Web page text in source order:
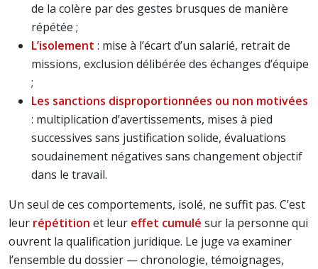
de la colère par des gestes brusques de manière
répétée ;
L’isolement : mise à l’écart d’un salarié, retrait de
missions, exclusion délibérée des échanges d’équipe
;
Les sanctions disproportionnées ou non motivées
: multiplication d’avertissements, mises à pied
successives sans justification solide, évaluations
soudainement négatives sans changement objectif
dans le travail.
Un seul de ces comportements, isolé, ne suffit pas. C’est
leur répétition et leur effet cumulé sur la personne qui
ouvrent la qualification juridique. Le juge va examiner
l’ensemble du dossier — chronologie, témoignages,